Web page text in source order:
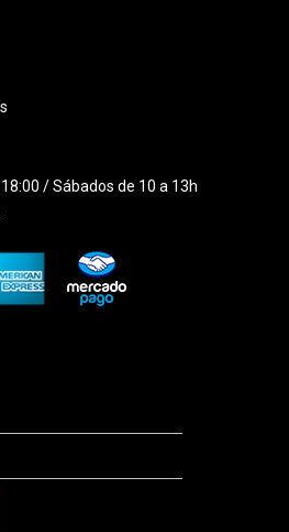
/ Sábados de 10 a 13h